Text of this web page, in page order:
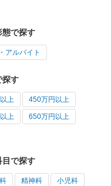
態で探す
アルバイト
探す
上 450万円以上
上 650万円以上
目で探す
精神科 小児科